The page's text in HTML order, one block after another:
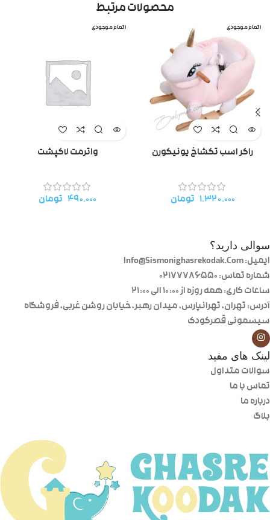
محصولات مرتبط
اتمام موجودی
راکر اسب تکشاخ یونیکورن
۱.۳۲۰.۰۰۰ تومان
اتمام موجودی
واترمت لاکپشت
۴۹۰.۰۰۰ تومان
سوالی دارید؟
ایمیل: Info@Sismonighasrekodak.Com
شماره تماس: 02177786550
ساعات کاری: همه روزه از ۱۰:۰۰ الی ۲۱:۰۰
آدرس: تهران، تهرانپارس، میدان رهبر، خیابان روشن غربی، فروشگاه
سیسمونی قصرکودک
لینک های مفید
سوالات متداول
تماس با ما
درباره ما
بلاگ